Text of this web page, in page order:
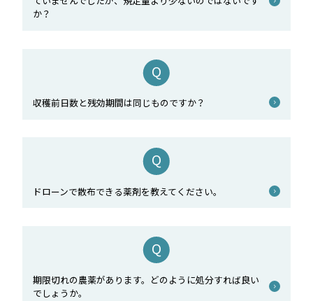
か？
収穫前日数と残効期間は同じものですか？
ドローンで散布できる薬剤を教えてください。
期限切れの農薬があります。どのように処分すれば良い
でしょうか。